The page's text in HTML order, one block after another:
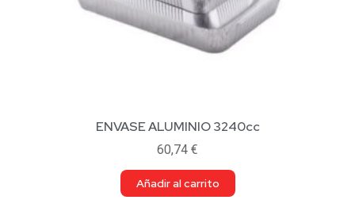
ENVASE ALUMINIO 3240cc
60,74 €
Añadir al carrito